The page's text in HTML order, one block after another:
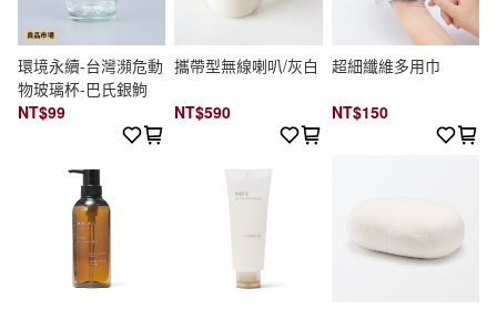
環境永續-台灣瀕危動
物玻璃杯-巴氏銀鮈
NT$99
攜帶型無線喇叭/灰白
NT$590
超細纖維多用巾
NT$150